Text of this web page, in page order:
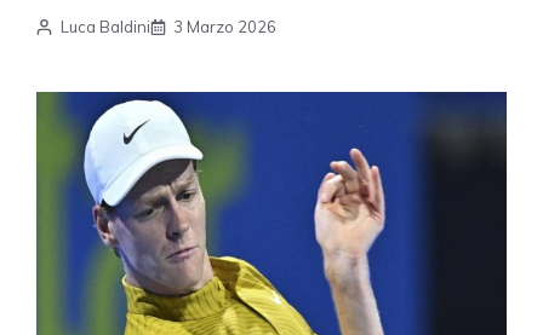
Luca Baldini 3 Marzo 2026